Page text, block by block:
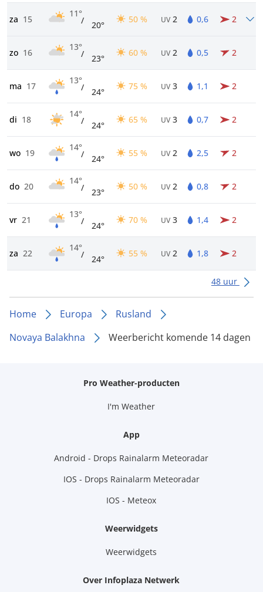
za 15
11°
/ 20°
50 % UV 2 0,6 2
zo 16
13°
/ 23°
60 % UV 2 0,5 2
ma 17
13°
/ 24°
75 % UV 3 1,1 2
di 18
14°
/ 24°
65 % UV 3 0,7 2
wo 19
14°
/ 24°
55 % UV 2 2,5 2
do 20
14°
/ 23°
50 % UV 2 0,8 2
vr 21
13°
/ 24°
70 % UV 3 1,4 2
za 22
14°
/ 24°
55 % UV 2 1,8 2
48 uur
Home Europa
Rusland
Novaya Balakhna
Weerbericht komende 14 dagen
Pro Weather-producten
I'm Weather
App
Android - Drops Rainalarm Meteoradar
IOS - Drops Rainalarm Meteoradar
IOS - Meteox
Weerwidgets
Weerwidgets
Over Infoplaza Netwerk